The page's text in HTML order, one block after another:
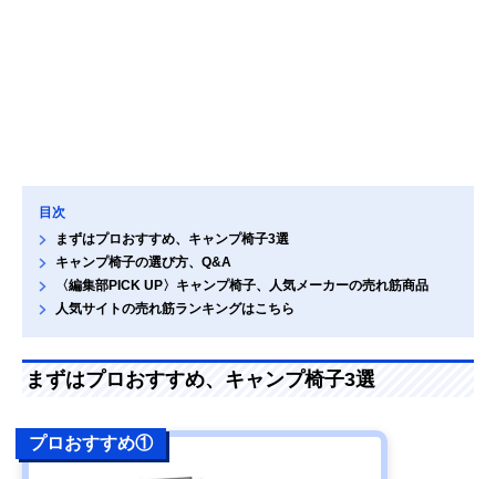
目次
まずはプロおすすめ、キャンプ椅子3選
キャンプ椅子の選び方、Q&A
〈編集部PICK UP〉キャンプ椅子、人気メーカーの売れ筋商品
人気サイトの売れ筋ランキングはこちら
まずはプロおすすめ、キャンプ椅子3選
プロおすすめ①